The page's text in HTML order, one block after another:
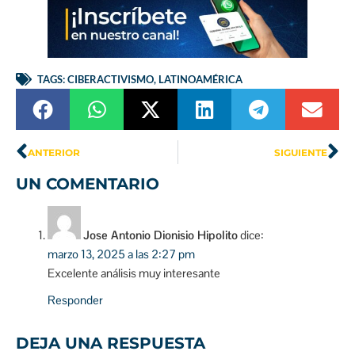
TAGS:CIBERACTIVISMO, LATINOAMÉRICA
ANTERIOR SIGUIENTE
UN COMENTARIO
Jose Antonio Dionisio Hipolitodice:
marzo 13, 2025 a las 2:27 pm
Excelente análisis muy interesante
Responder
DEJA UNA RESPUESTA